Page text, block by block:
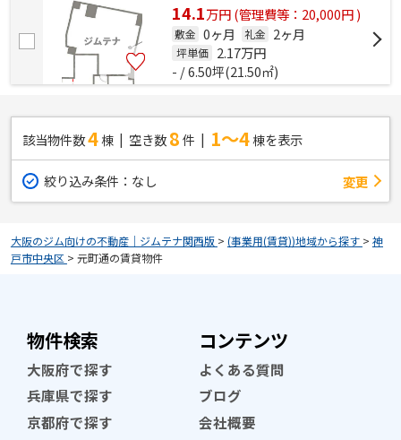
14.1万円(管理費等：20,000円 )
敷金 0ヶ月 礼金 2ヶ月
坪単価 2.17万円
- / 6.50坪(21.50㎡)
該当物件数4棟 空き数 8件 1～4棟を表示
絞り込み条件： なし 変更
大阪のジム向けの不動産｜ジムテナ関西版 > (事業用(賃貸))地域から探す > 神
戸市中央区 > 元町通の賃貸物件
物件検索
大阪府で探す
兵庫県で探す
京都府で探す
コンテンツ
よくある質問
ブログ
会社概要